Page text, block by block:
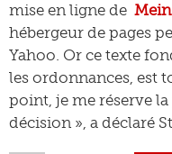
mise en ligne de
hébergeur de pages
Yahoo. Or ce texte
les ordonnances, est
point, je me réserve
décision », a déclaré